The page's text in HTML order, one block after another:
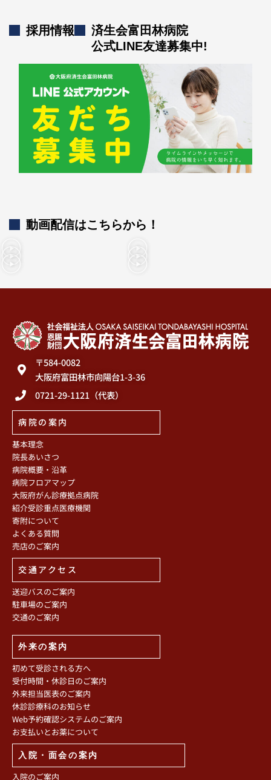
採用情報
済生会富田林病院
公式LINE友達募集中!
動画配信はこちらから！
〒584-0082
大阪府富田林市向陽台1-3-36
0721-29-1121（代表）
病院の案内
基本理念
院長あいさつ
病院概要・沿革
病院フロアマップ
大阪府がん診療拠点病院
紹介受診重点医療機関
寄附について
よくある質問
売店のご案内
交通アクセス
送迎バスのご案内
駐車場のご案内
交通のご案内
外来の案内
初めて受診される方へ
受付時間・休診日のご案内
外来担当医表のご案内
休診診療科のお知らせ
Web予約確認システムのご案内
お支払いとお薬について
入院・面会の案内
入院のご案内